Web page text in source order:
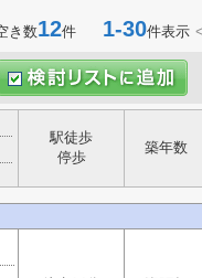
き数12件 1-30件表示
駅徒歩
停歩
築年数